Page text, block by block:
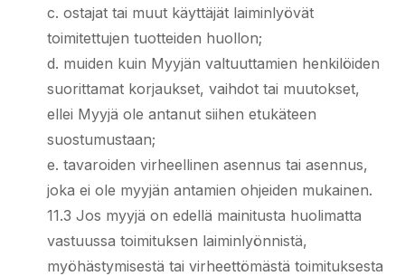
c. ostajat tai muut käyttäjät laiminlyövät
toimitettujen tuotteiden huollon;
d. muiden kuin Myyjän valtuuttamien henkilöiden
suorittamat korjaukset, vaihdot tai muutokset,
ellei Myyjä ole antanut siihen etukäteen
suostumustaan;
e. tavaroiden virheellinen asennus tai asennus,
joka ei ole myyjän antamien ohjeiden mukainen.
11.3 Jos myyjä on edellä mainitusta huolimatta
vastuussa toimituksen laiminlyönnistä,
myöhästymisestä tai virheettömästä toimituksesta